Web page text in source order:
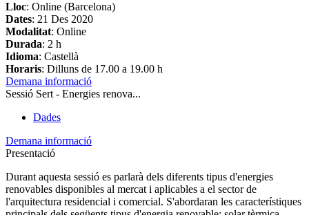
Lloc: Online (Barcelona)
Dates: 21 Des 2020
Modalitat: Online
Durada: 2 h
Idioma: Castellà
Horaris: Dilluns de 17.00 a 19.00 h
Demana informació
Sessió Sert - Energies renova...
Dades
Demana informació
Presentació
Durant aquesta sessió es parlarà dels diferents tipus d'energies
renovables disponibles al mercat i aplicables a el sector de
l'arquitectura residencial i comercial. S'abordaran les característiques